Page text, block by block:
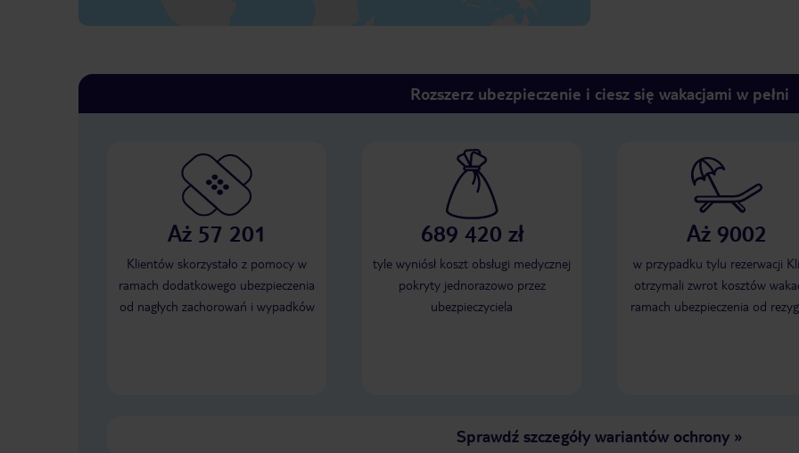
Rozszerz ubezpieczenie i ciesz się wakacjami w pełni
Aż 57 201
Klientów skorzystało z pomocy w
ramach dodatkowego ubezpieczenia
od nagłych zachorowań i wypadków
689 420 zł
tyle wyniósł koszt obsługi medycznej
pokryty jednorazowo przez
ubezpieczyciela
Aż 9002
w przypadku tylu rezerwacji
otrzymali zwrot kosztów
ramach ubezpieczenia od
Sprawdź szczegóły wariantów ochrony»